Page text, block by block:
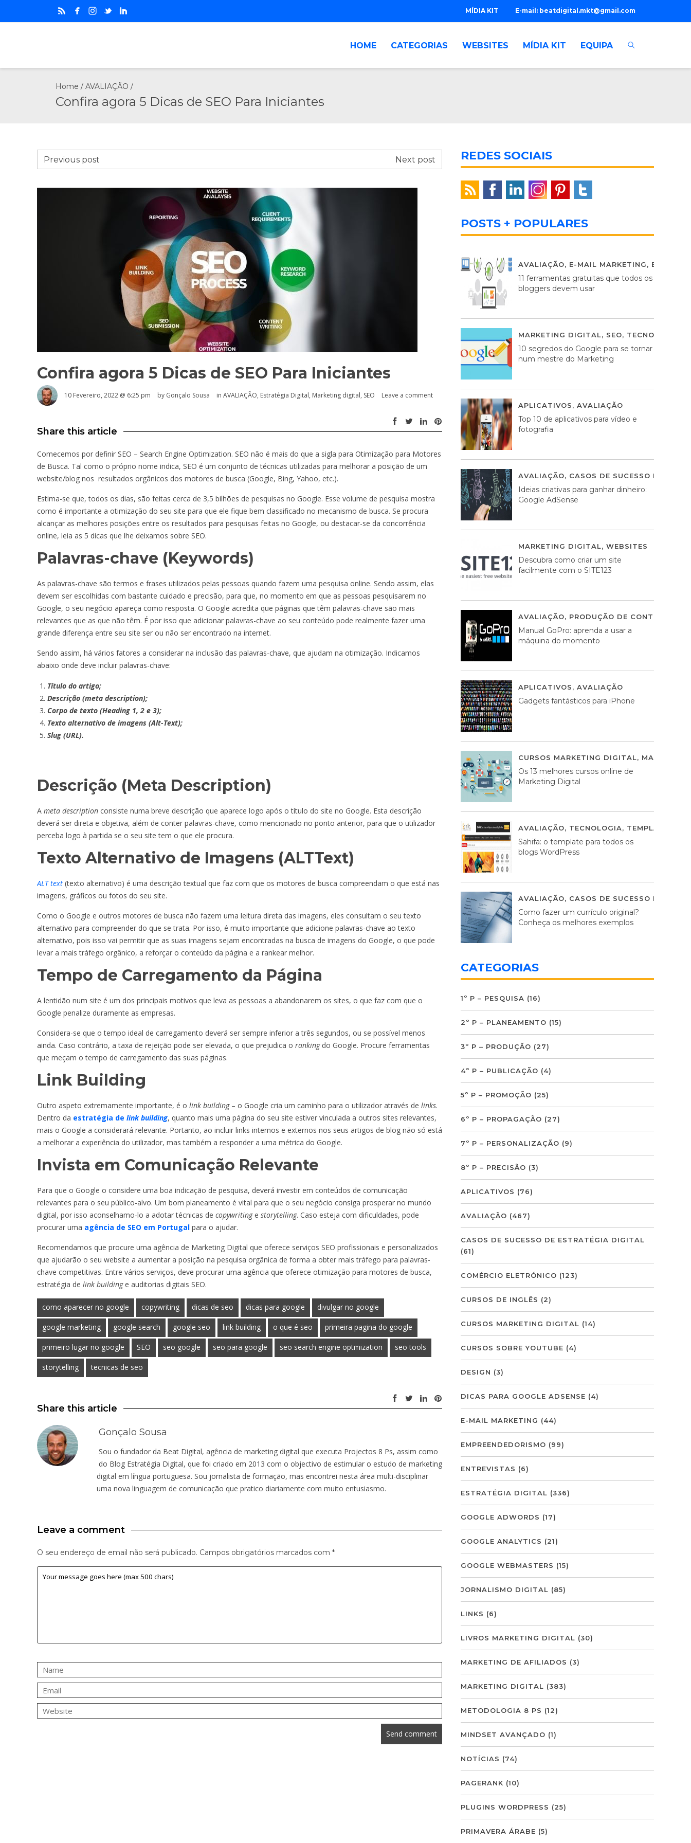
E-mail: beatdigital.mkt@gmail.com
MÍDIA KIT
HOME CATEGORIAS WEBSITES MÍDIA KIT EQUIPA
Home / AVALIAÇÃO /
Confira agora 5 Dicas de SEO Para Iniciantes
Previous post Next post
Confira agora 5 Dicas de SEO Para Iniciantes
10 Fevereiro, 2022 @ 6:25 pm by Gonçalo Sousa in AVALIAÇÃO, Estratégia Digital, Marketing digital, SEO Leave a comment
Share this article
Comecemos por definir SEO – Search Engine Optimization. SEO não é mais do que a sigla para Otimização para Motores
de Busca. Tal como o próprio nome indica, SEO é um conjunto de técnicas utilizadas para melhorar a posição de um
website/blog nos resultados orgânicos dos motores de busca (Google, Bing, Yahoo, etc.).
Estima-se que, todos os dias, são feitas cerca de 3,5 bilhões de pesquisas no Google. Esse volume de pesquisa mostra
como é importante a otimização do seu site para que ele fique bem classificado no mecanismo de busca. Se procura
alcançar as melhores posições entre os resultados para pesquisas feitas no Google, ou destacar-se da concorrência
online, leia as 5 dicas que lhe deixamos sobre SEO.
Palavras-chave (Keywords)
As palavras-chave são termos e frases utilizados pelas pessoas quando fazem uma pesquisa online. Sendo assim, elas
devem ser escolhidas com bastante cuidado e precisão, para que, no momento em que as pessoas pesquisarem no
Google, o seu negócio apareça como resposta. O Google acredita que páginas que têm palavras-chave são mais
relevantes que as que não têm. É por isso que adicionar palavras-chave ao seu conteúdo pode realmente fazer uma
grande diferença entre seu site ser ou não ser encontrado na internet.
Sendo assim, há vários fatores a considerar na inclusão das palavras-chave, que ajudam na otimização. Indicamos
abaixo onde deve incluir palavras-chave:
Título do artigo;
Descrição (meta description);
Corpo de texto (Heading 1, 2 e 3);
Texto alternativo de imagens (Alt-Text);
Slug (URL).
Descrição (Meta Description)
A meta description consiste numa breve descrição que aparece logo após o título do site no Google. Esta descrição
deverá ser direta e objetiva, além de conter palavras-chave, como mencionado no ponto anterior, para que o utilizador
perceba logo à partida se o seu site tem o que ele procura.
Texto Alternativo de Imagens (ALTText)
ALT text (texto alternativo) é uma descrição textual que faz com que os motores de busca compreendam o que está nas
imagens, gráficos ou fotos do seu site.
Como o Google e outros motores de busca não fazem uma leitura direta das imagens, eles consultam o seu texto
alternativo para compreender do que se trata. Por isso, é muito importante que adicione palavras-chave ao texto
alternativo, pois isso vai permitir que as suas imagens sejam encontradas na busca de imagens do Google, o que pode
levar a mais tráfego orgânico, a reforçar o conteúdo da página e a rankear melhor.
Tempo de Carregamento da Página
A lentidão num site é um dos principais motivos que leva as pessoas a abandonarem os sites, o que faz com que o
Google penalize duramente as empresas.
Considera-se que o tempo ideal de carregamento deverá ser sempre inferior a três segundos, ou se possível menos
ainda. Caso contrário, a taxa de rejeição pode ser elevada, o que prejudica o ranking do Google. Procure ferramentas
que meçam o tempo de carregamento das suas páginas.
Link Building
Outro aspeto extremamente importante, é o link building – o Google cria um caminho para o utilizador através de links.
Dentro da estratégia de link building, quanto mais uma página do seu site estiver vinculada a outros sites relevantes,
mais o Google a considerará relevante. Portanto, ao incluir links internos e externos nos seus artigos de blog não só está
a melhorar a experiência do utilizador, mas também a responder a uma métrica do Google.
Invista em Comunicação Relevante
Para que o Google o considere uma boa indicação de pesquisa, deverá investir em conteúdos de comunicação
relevantes para o seu público-alvo. Um bom planeamento é vital para que o seu negócio consiga prosperar no mundo
digital, por isso aconselhamo-lo a adotar técnicas de copywritinge storytelling. Caso esteja com dificuldades, pode
procurar uma agência de SEO em Portugal para o ajudar.
Recomendamos que procure uma agência de Marketing Digital que oferece serviços SEO profissionais e personalizados
que ajudarão o seu website a aumentar a posição na pesquisa orgânica de forma a obter mais tráfego para palavras-
chave competitivas. Entre vários serviços, deve procurar uma agência que oferece otimização para motores de busca,
estratégia de link buildinge auditorias digitais SEO.
como aparecer no google copywriting dicas de seo dicas para google divulgar no google
google marketing google search google seo link building o que é seo primeira pagina do google
primeiro lugar no google SEO seo google seo para google seo search engine optmization seo tools
storytelling tecnicas de seo
Share this article
Gonçalo Sousa
Sou o fundador da Beat Digital, agência de marketing digital que executa Projectos 8 Ps, assim como
do Blog Estratégia Digital, que foi criado em 2013 com o objectivo de estimular o estudo de marketing
digital em língua portuguesa. Sou jornalista de formação, mas encontrei nesta área multi-disciplinar
uma nova linguagem de comunicação que pratico diariamente com muito entusiasmo.
Leave a comment
O seu endereço de email não será publicado. Campos obrigatórios marcados com *
REDES SOCIAIS
POSTS + POPULARES
AVALIAÇÃO, E-MAIL MARKETING,
11 ferramentas gratuitas que todos os
bloggers devem usar
MARKETING DIGITAL, SEO, TECNOLOGIA
10 segredos do Google para se tornar
num mestre do Marketing
APLICATIVOS, AVALIAÇÃO
Top 10 de aplicativos para vídeo e
fotografia
AVALIAÇÃO, CASOS DE SUCESSO DE
Ideias criativas para ganhar dinheiro:
Google AdSense
MARKETING DIGITAL, WEBSITES
Descubra como criar um site
facilmente com o SITE123
AVALIAÇÃO, PRODUÇÃO DE CONTEÚDOS
Manual GoPro: aprenda a usar a
máquina do momento
APLICATIVOS, AVALIAÇÃO
Gadgets fantásticos para iPhone
CURSOS MARKETING DIGITAL,
Os 13 melhores cursos online de
Marketing Digital
AVALIAÇÃO, TECNOLOGIA, TEMPLATES
Sahifa: o template para todos os
blogs WordPress
AVALIAÇÃO, CASOS DE SUCESSO DE
Como fazer um currículo original?
Conheça os melhores exemplos
CATEGORIAS
1º P – PESQUISA (16)
2º P – PLANEAMENTO (15)
3º P – PRODUÇÃO (27)
4º P – PUBLICAÇÃO (4)
5º P – PROMOÇÃO (25)
6º P – PROPAGAÇÃO (27)
7º P – PERSONALIZAÇÃO (9)
8º P – PRECISÃO (3)
APLICATIVOS (76)
AVALIAÇÃO (467)
CASOS DE SUCESSO DE ESTRATÉGIA DIGITAL
(61)
COMÉRCIO ELETRÓNICO (123)
CURSOS DE INGLÊS (2)
CURSOS MARKETING DIGITAL (14)
CURSOS SOBRE YOUTUBE (4)
DESIGN (3)
DICAS PARA GOOGLE ADSENSE (4)
E-MAIL MARKETING (44)
EMPREENDEDORISMO (99)
ENTREVISTAS (6)
ESTRATÉGIA DIGITAL (336)
GOOGLE ADWORDS (17)
GOOGLE ANALYTICS (21)
GOOGLE WEBMASTERS (15)
JORNALISMO DIGITAL (85)
LINKS (6)
LIVROS MARKETING DIGITAL (30)
MARKETING DE AFILIADOS (3)
MARKETING DIGITAL (383)
METODOLOGIA 8 PS (12)
MINDSET AVANÇADO (1)
NOTÍCIAS (74)
PAGERANK (10)
PLUGINS WORDPRESS (25)
PRIMAVERA ÁRABE (5)